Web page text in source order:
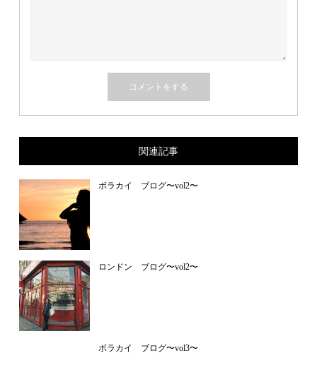
関連記事
ボラカイ ブログ〜vol2〜
ロンドン ブログ〜vol2〜
ボラカイ ブログ〜vol3〜